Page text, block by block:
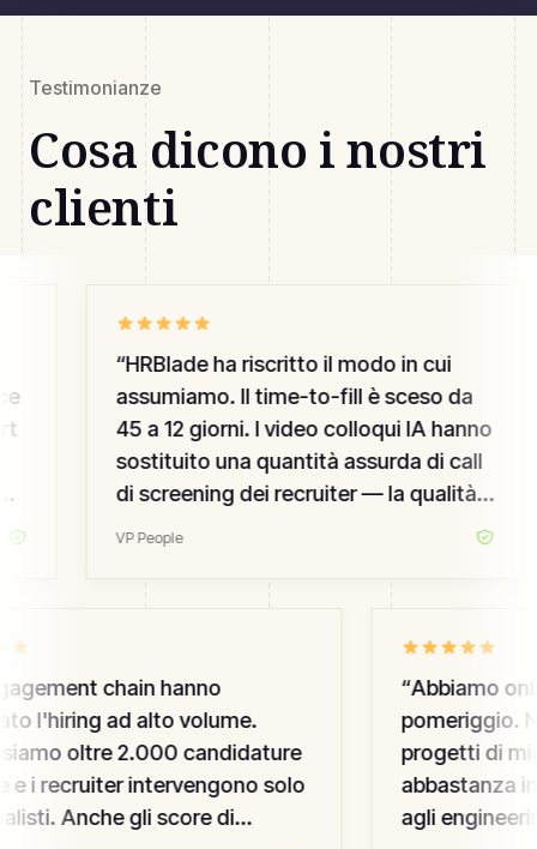
Testimonianze
Cosa dicono i nostri
clienti
“HRBlade ha riscritto il modo in cui
assumiamo. Il time-to-fill è sceso da
45 a 12 giorni. I video colloqui IA hanno
sostituito una quantità assurda di call
di screening dei recruiter — la qualità è
VP People
chain hanno
l'hiring ad alto volume.
oltre 2.000 candidature
e i recruiter intervengono solo
Anche gli score di
“Abbiamo
pomeriggio.
progetti di
abbastanza
agli